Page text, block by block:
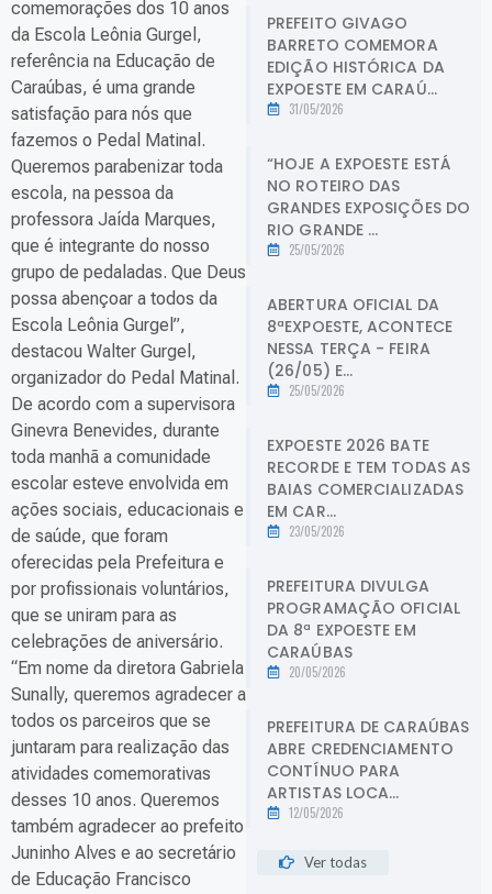
comemorações dos 10 anos
da Escola Leônia Gurgel,
referência na Educação de
Caraúbas, é uma grande
satisfação para nós que
fazemos o Pedal Matinal.
Queremos parabenizar toda
escola, na pessoa da
professora Jaída Marques,
que é integrante do nosso
grupo de pedaladas. Que Deus
possa abençoar a todos da
Escola Leônia Gurgel”,
destacou Walter Gurgel,
organizador do Pedal Matinal.
De acordo com a supervisora
Ginevra Benevides, durante
toda manhã a comunidade
escolar esteve envolvida em
ações sociais, educacionais e
de saúde, que foram
oferecidas pela Prefeitura e
por profissionais voluntários,
que se uniram para as
celebrações de aniversário.
“Em nome da diretora Gabriela
Sunally, queremos agradecer a
todos os parceiros que se
juntaram para realização das
atividades comemorativas
desses 10 anos. Queremos
também agradecer ao prefeito
Juninho Alves e ao secretário
de Educação Francisco
PREFEITO GIVAGO
BARRETO COMEMORA
EDIÇÃO HISTÓRICA DA
EXPOESTE EM CARAÚ...
31/05/2026
“HOJE A EXPOESTE ESTÁ
NO ROTEIRO DAS
GRANDES EXPOSIÇÕES DO
RIO GRANDE ...
25/05/2026
ABERTURA OFICIAL DA
8ªEXPOESTE, ACONTECE
NESSA TERÇA - FEIRA
(26/05) E...
25/05/2026
EXPOESTE 2026 BATE
RECORDE E TEM TODAS AS
BAIAS COMERCIALIZADAS
EM CAR...
23/05/2026
PREFEITURA DIVULGA
PROGRAMAÇÃO OFICIAL
DA 8ª EXPOESTE EM
CARAÚBAS
20/05/2026
PREFEITURA DE CARAÚBAS
ABRE CREDENCIAMENTO
CONTÍNUO PARA
ARTISTAS LOCA...
12/05/2026
Ver todas